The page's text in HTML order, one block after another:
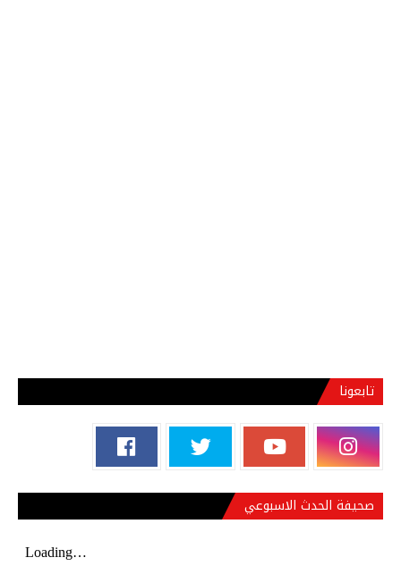
تابعونا
صحيفة الحدث الاسبوعي